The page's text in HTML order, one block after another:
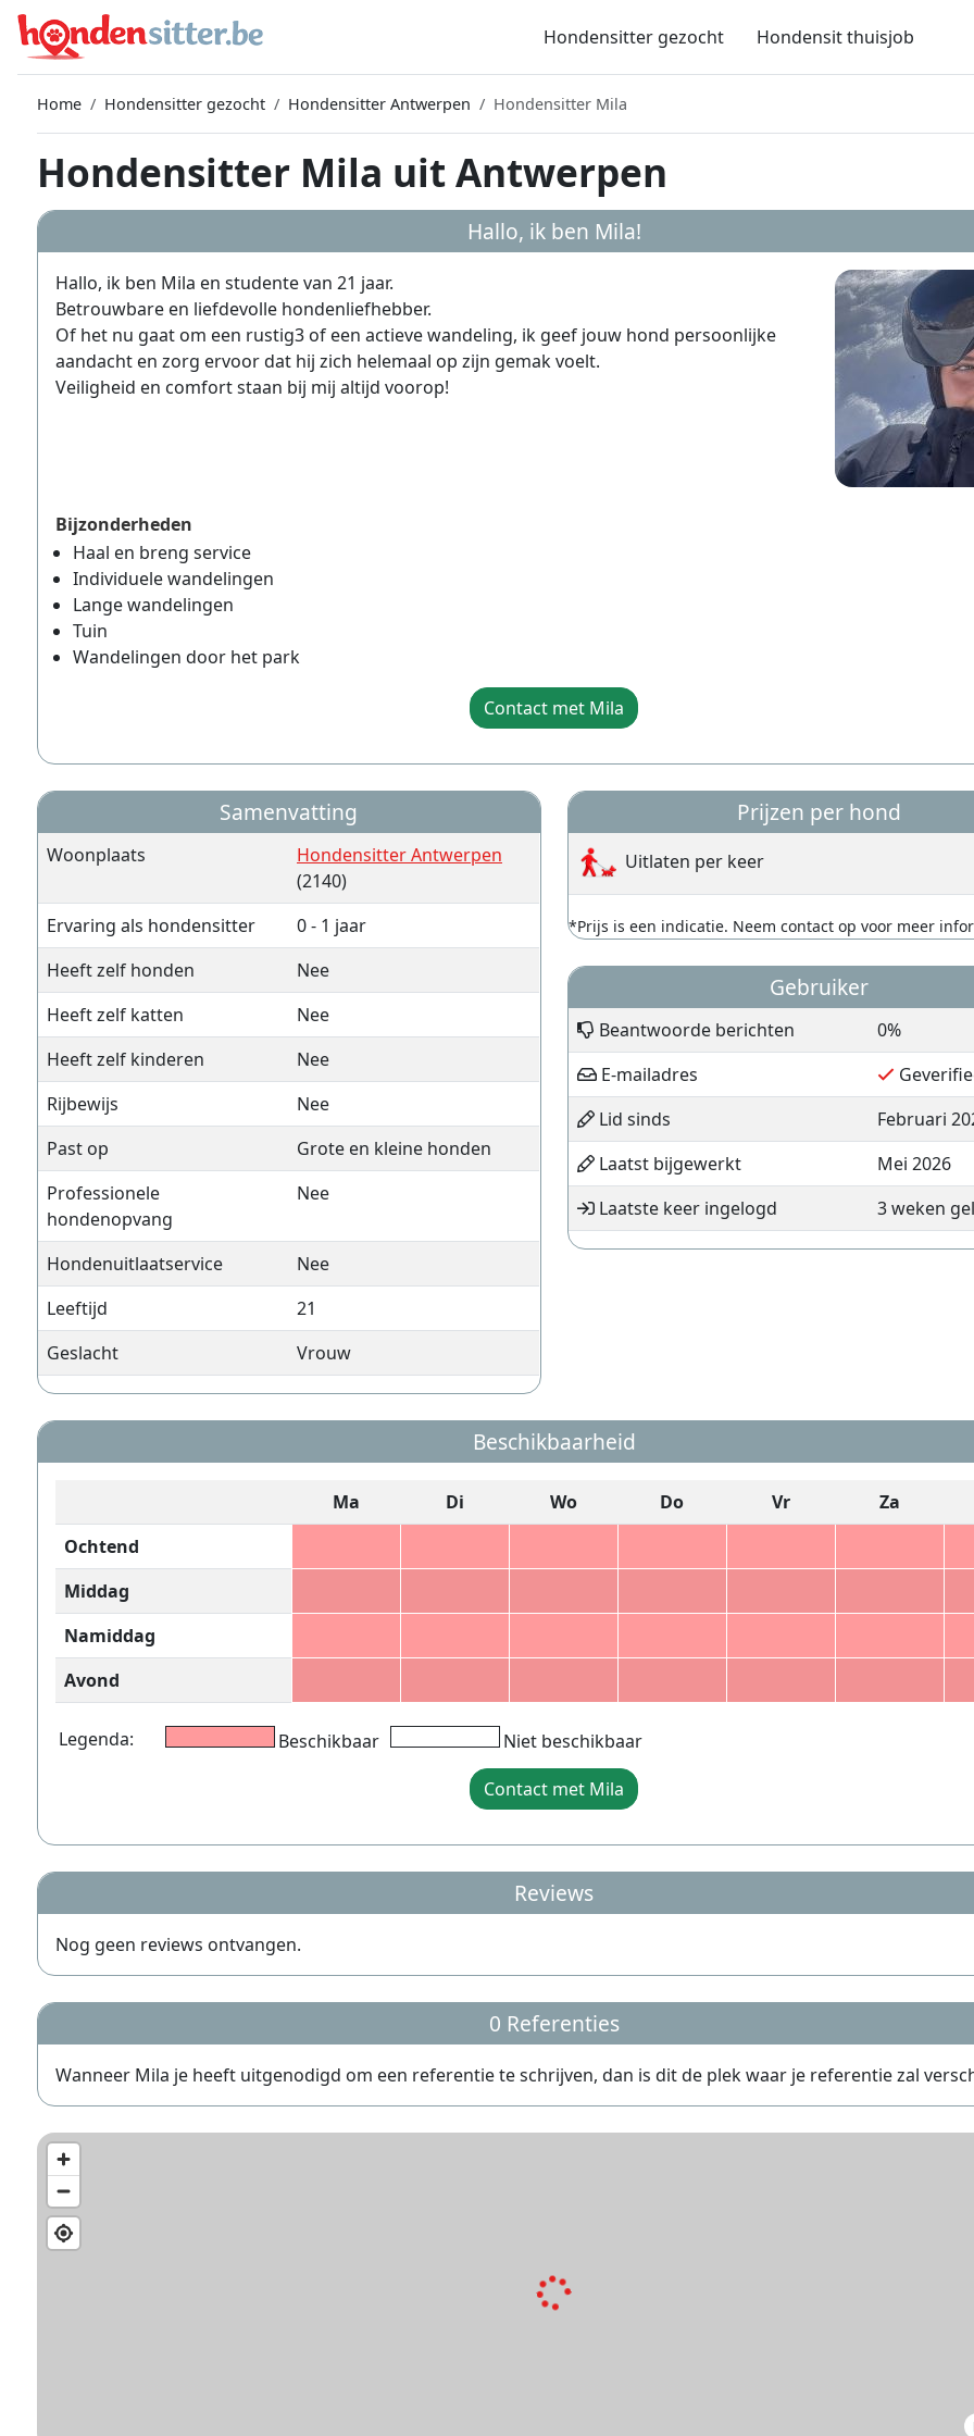
Hondensitter gezocht Hondensit thuisjob
Home Hondensitter gezocht Hondensitter Antwerpen Hondensitter Mila
Hondensitter Mila uit Antwerpen
Hallo, ik ben Mila!
Hallo, ik ben Mila en studente van 21 jaar.
Betrouwbare en liefdevolle hondenliefhebber.
Of het nu gaat om een rustig3 of een actieve wandeling, ik geef jouw hond persoonlijke
aandacht en zorg ervoor dat hij zich helemaal op zijn gemak voelt.
Veiligheid en comfort staan bij mij altijd voorop!
Bijzonderheden
Haal en breng service
Individuele wandelingen
Lange wandelingen
Tuin
Wandelingen door het park
Contact met Mila
Samenvatting
Woonplaats
Hondensitter Antwerpen
(2140)
Ervaring als hondensitter
0 - 1 jaar
Heeft zelf honden
Nee
Heeft zelf katten
Nee
Heeft zelf kinderen
Nee
Rijbewijs
Nee
Past op
Grote en kleine honden
Professionele
hondenopvang
Nee
Hondenuitlaatservice
Nee
Leeftijd
21
Geslacht
Vrouw
Prijzen per hond
Uitlaten per keer
*Prijs is een indicatie. Neem contact op voor meer
Gebruiker
Beantwoorde berichten
0%
E-mailadres
Lid sinds
Februari
Laatst bijgewerkt
Mei 2026
Laatste keer ingelogd
3 weken
Beschikbaarheid
Ma Di Wo Do Vr
Za
Ochtend
Middag
Namiddag
Avond
Legenda: Beschikbaar
Niet beschikbaar
Contact met Mila
Reviews
Nog geen reviews ontvangen.
0 Referenties
Wanneer Mila je heeft uitgenodigd om een referentie te schrijven, dan is dit de plek waar je referentie zal